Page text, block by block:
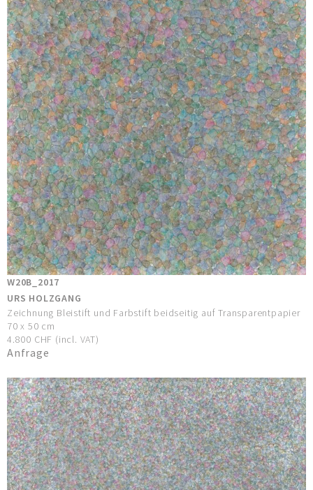
W20B_2017
URS HOLZGANG
Zeichnung Bleistift und Farbstift beidseitig auf Transparentpapier
70 x 50 cm
4.800 CHF (incl. VAT)
Anfrage